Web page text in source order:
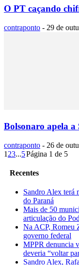
O PT caçando
contraponto - 29 de
Bolsonaro apela a
contraponto - 26 de
1 23...5Página 1 de 5
Recentes
Sandro Alex terá
do Paraná
Mais de 50
articulação do
Na ACP, Romeu
governo federal
MPPR denuncia
deveria “voltar
Sandro Alex,